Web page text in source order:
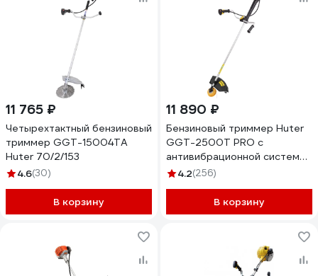
11 765 ₽
Четырехтактный бензиновый
триммер GGT-15004ТA
Huter 70/2/153
4.6(30)
В корзину
11 890 ₽
Бензиновый триммер Huter
GGT-2500Т PRO с
антивибрационной системой
70/2/28
4.2(256)
В корзину